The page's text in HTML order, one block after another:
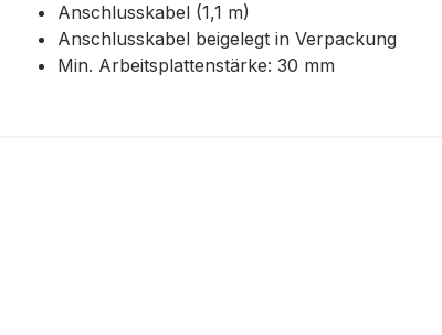
Anschlusskabel (1,1 m)
Anschlusskabel beigelegt in Verpackung
Min. Arbeitsplattenstärke: 30 mm